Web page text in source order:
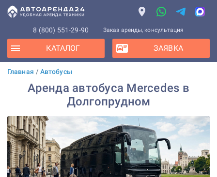
8 (800) 551-29-90 Заказ аренды, консультация
КАТАЛОГ ЗАЯВКА
Главная / Автобусы
Аренда автобуса Mercedes в
Долгопрудном